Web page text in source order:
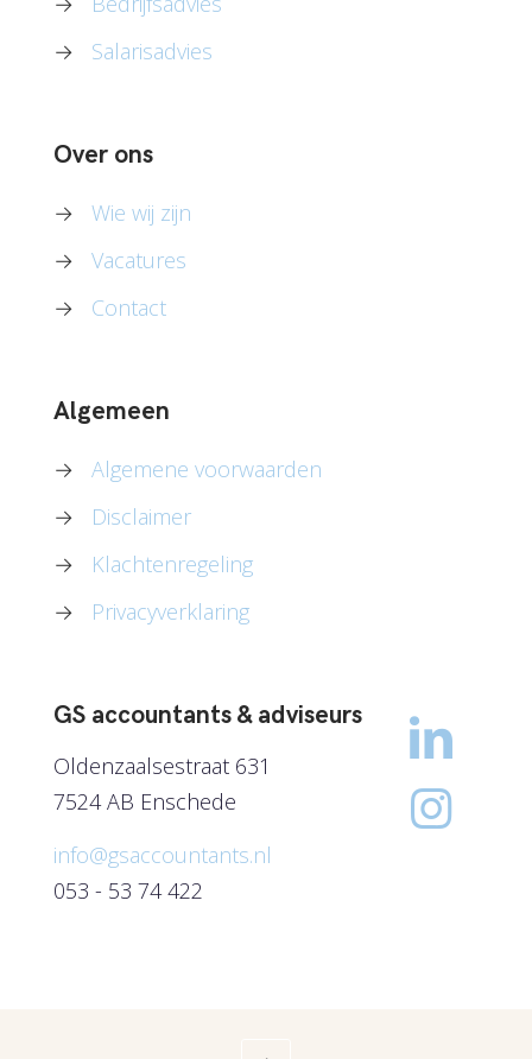
→
Salarisadvies
Over ons
→
Wie wij zijn
→
Vacatures
→
Contact
Algemeen
→
Algemene voorwaarden
→
Disclaimer
→
Klachtenregeling
→
Privacyverklaring
GS accountants & adviseurs
Oldenzaalsestraat 631
7524 AB Enschede
info@gsaccountants.nl
053 - 53 74 422